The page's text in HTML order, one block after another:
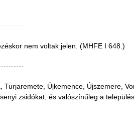
nem voltak jelen. (MHFE I 648.)
Újkemence, Újszemere,
zsidókat, és valószínűleg a